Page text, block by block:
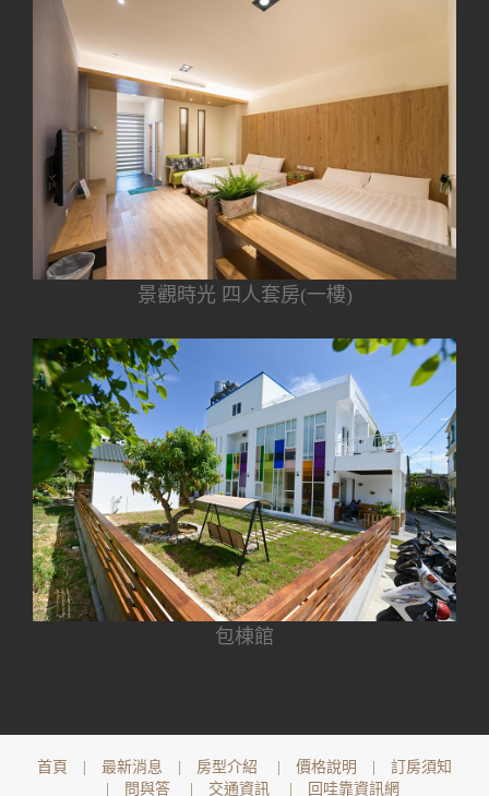
景觀時光 四人套房(一樓)
包棟館
首頁 | 最新消息 | 房型介紹 | 價格說明 | 訂房須知
|
問與答| 交通資訊 | 回哇靠資訊網